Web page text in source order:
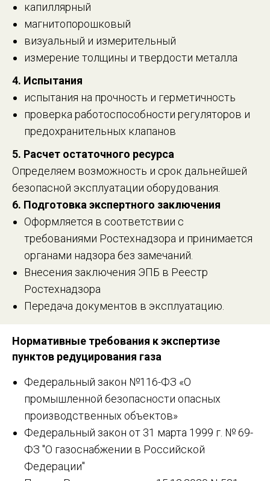
капиллярный
магнитопорошковый
визуальный и измерительный
измерение толщины и твердости металла
4. Испытания
испытания на прочность и герметичность
проверка работоспособности регуляторов и
предохранительных клапанов
5. Расчет остаточного ресурса
Определяем возможность и срок дальнейшей
безопасной эксплуатации оборудования.
6. Подготовка экспертного заключения
Оформляется в соответствии с
требованиями Ростехнадзора и принимается
органами надзора без замечаний.
Внесения заключения ЭПБ в Реестр
Ростехнадзора
Передача документов в эксплуатацию.
Нормативные требования к экспертизе
пунктов редуцирования газа
Федеральный закон №116-ФЗ «О
промышленной безопасности опасных
производственных объектов»
Федеральный закон от 31 марта 1999 г. № 69-
ФЗ "О газоснабжении в Российской
Федерации"